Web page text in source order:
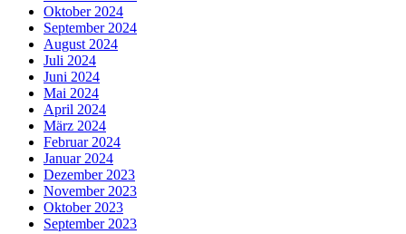
Oktober 2024
September 2024
August 2024
Juli 2024
Juni 2024
Mai 2024
April 2024
März 2024
Februar 2024
Januar 2024
Dezember 2023
November 2023
Oktober 2023
September 2023